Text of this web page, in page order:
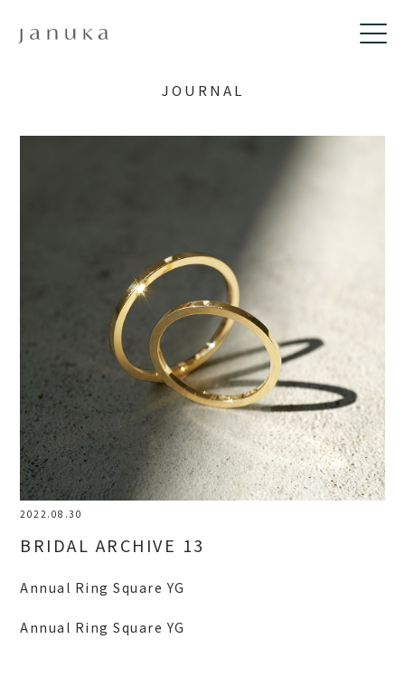
JOURNAL
2022.08.30
BRIDAL ARCHIVE 13
Annual Ring Square YG
Annual Ring Square YG